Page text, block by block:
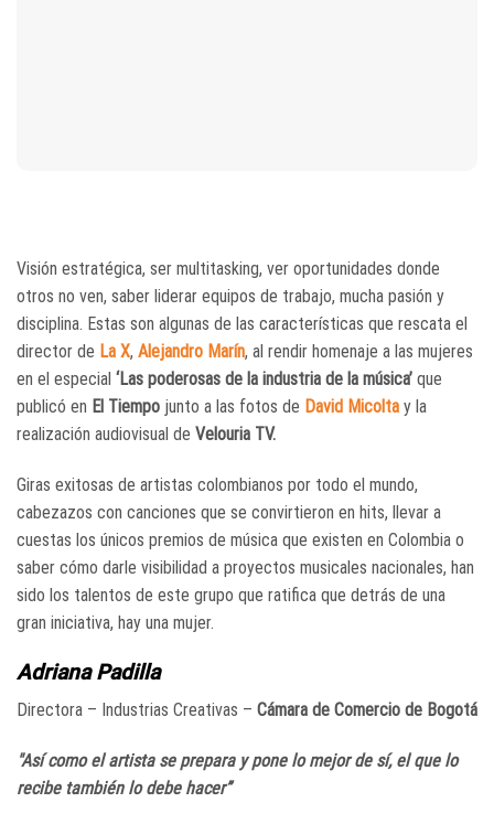
Visión estratégica, ser multitasking, ver oportunidades donde
otros no ven, saber liderar equipos de trabajo, mucha pasión y
disciplina. Estas son algunas de las características que rescata el
director de La X, Alejandro Marín, al rendir homenaje a las mujeres
en el especial ‘Las poderosas de la industria de la música’ que
publicó en El Tiempo junto a las fotos de David Micolta y la
realización audiovisual de Velouria TV.
Giras exitosas de artistas colombianos por todo el mundo,
cabezazos con canciones que se convirtieron en hits, llevar a
cuestas los únicos premios de música que existen en Colombia o
saber cómo darle visibilidad a proyectos musicales nacionales, han
sido los talentos de este grupo que ratifica que detrás de una
gran iniciativa, hay una mujer.
Adriana Padilla
Directora – Industrias Creativas – Cámara de Comercio de Bogotá
"Así como el artista se prepara y pone lo mejor de sí, el que lo
recibe también lo debe hacer”